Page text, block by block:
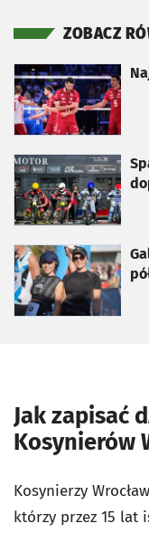
ZOBACZ
otworzy się w nowej
otworzy się w nowej
otworzy się w nowej
Jak zapisać
Kosynierów
Kosynierzy
którzy przez 15 lat